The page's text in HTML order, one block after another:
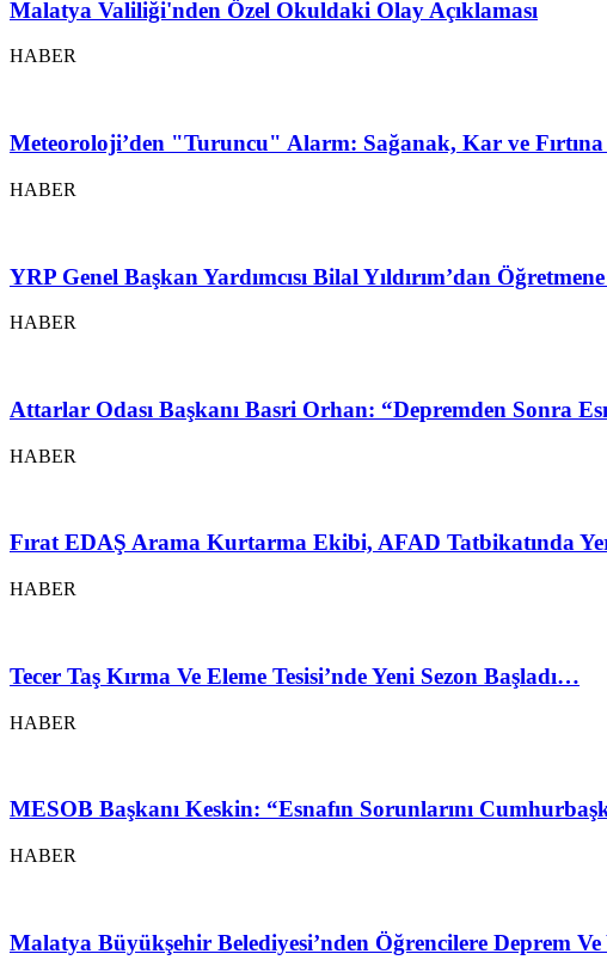
Malatya Valiliği'nden Özel Okuldaki Olay Açıklaması
HABER
Meteoroloji’den "Turuncu" Alarm: Sağanak, Kar ve Fırtına
HABER
YRP Genel Başkan Yardımcısı Bilal Yıldırım’dan
HABER
Attarlar Odası Başkanı Basri Orhan: “Depremden Sonra
HABER
Fırat EDAŞ Arama Kurtarma Ekibi, AFAD Tatbikatında
HABER
Tecer Taş Kırma Ve Eleme Tesisi’nde Yeni Sezon Başladı…
HABER
MESOB Başkanı Keskin: “Esnafın Sorunlarını
HABER
Malatya Büyükşehir Belediyesi’nden Öğrencilere Deprem